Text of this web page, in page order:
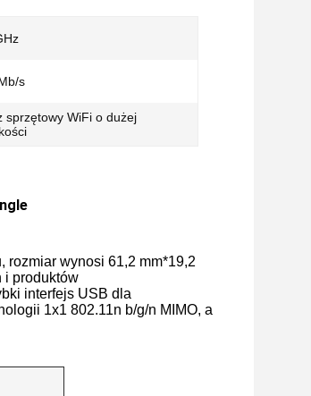
s
sprzętowy WiFi o dużej
rozmiar wynosi 61,2 mm*19,2
i produktów
interfejs USB dla
1x1 802.11n b/g/n MIMO, a